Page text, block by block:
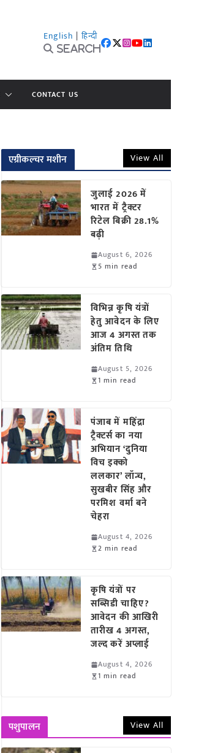
English | हिन्दी
Search
CONTACT US
एग्रीकल्चर मशीन View All
जुलाई 2026 में
भारत में ट्रैक्टर
रिटेल बिक्री 28.1%
बढ़ी
August 6, 2026
5 min read
विभिन्न कृषि यंत्रों
हेतु आवेदन के लिए
आज 4 अगस्त तक
अंतिम तिथि
August 5, 2026
1 min read
पंजाब में महिंद्रा
ट्रैक्टर्स का नया
अभियान ‘दुनिया
विच इक्को
ललकार’ लॉन्च,
सुखबीर सिंह और
परमिश वर्मा बने
चेहरा
August 4, 2026
2 min read
कृषि यंत्रों पर
सब्सिडी चाहिए?
आवेदन की आखिरी
तारीख 4 अगस्त,
जल्द करें अप्लाई
August 4, 2026
1 min read
पशुपालन View All